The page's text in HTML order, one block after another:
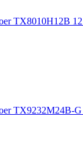
TX8010H12B
TX9232M24B-